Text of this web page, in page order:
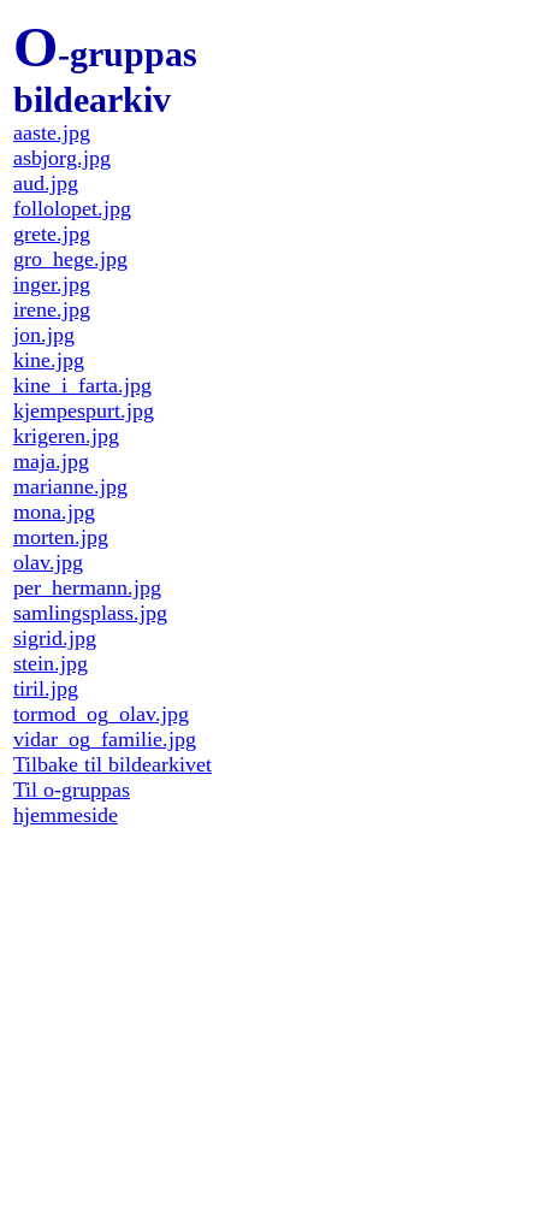
O-gruppas
bildearkiv
aaste.jpg
asbjorg.jpg
aud.jpg
follolopet.jpg
grete.jpg
gro_hege.jpg
inger.jpg
irene.jpg
jon.jpg
kine.jpg
kine_i_farta.jpg
kjempespurt.jpg
krigeren.jpg
maja.jpg
marianne.jpg
mona.jpg
morten.jpg
olav.jpg
per_hermann.jpg
samlingsplass.jpg
sigrid.jpg
stein.jpg
tiril.jpg
tormod_og_olav.jpg
vidar_og_familie.jpg
Tilbake til bildearkivet
Til o-gruppas
hjemmeside